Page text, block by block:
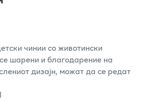
чинии со животински
шарени и благодарение на
дизајн, можат да се редат